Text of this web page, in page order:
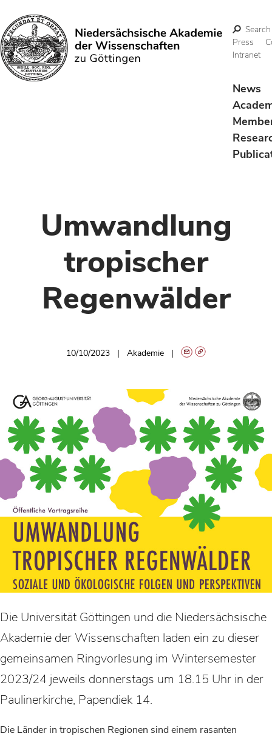
Search
Search
Press
Intranet
News
Umwandlung
tropischer
Regenwälder
10/10/2023 Akademie
Die Universität Göttingen und die Niedersächsische
Akademie der Wissenschaften laden ein zu dieser
gemeinsamen Ringvorlesung im Wintersemester
2023/24 jeweils donnerstags um 18.15 Uhr in der
Paulinerkirche, Papendiek 14.
Die Länder in tropischen Regionen sind einem rasanten